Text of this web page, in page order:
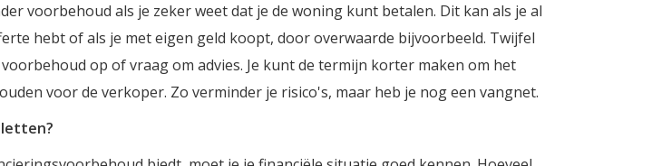
voorbehoud als je zeker weet dat je de woning kunt betalen. Dit kan als je al
hebt of als je met eigen geld koopt, door overwaarde bijvoorbeeld. Twijfel
voorbehoud op of vraag om advies. Je kunt de termijn korter maken om het
voor de verkoper. Zo verminder je risico's, maar heb je nog een vangnet.